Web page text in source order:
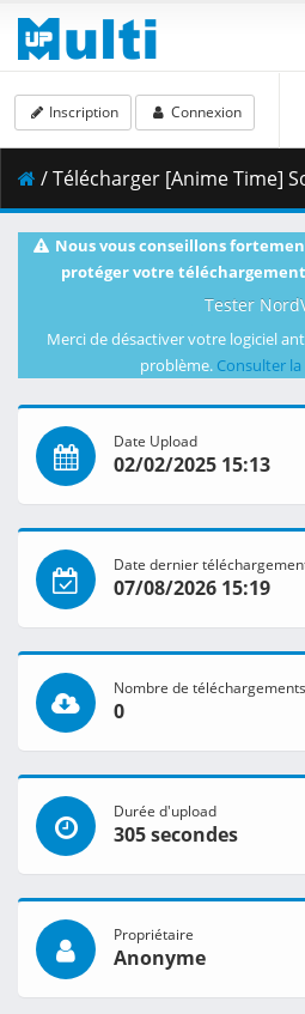
Inscription Connexion
/ Télécharger [Anime Time] Sorairo Utility - 05 [1080p HD WEB-DL AVC
Nous vous conseillons
protéger votre
Tester
Merci de désactiver votre logiciel
problème. Consulter
Date Upload
02/02/2025 15:13
Date dernier
07/08/2026 15:19
Nombre de téléchargements
0
Durée d'upload
305 secondes
Propriétaire
Anonyme